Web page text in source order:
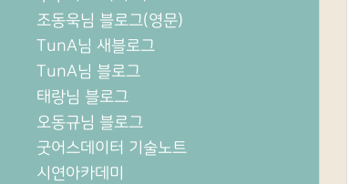
조동욱님 블로그(영문)
TunA님 새블로그
TunA님 블로그
태랑님 블로그
오동규님 블로그
굿어스데이터 기술노트
시연아카데미